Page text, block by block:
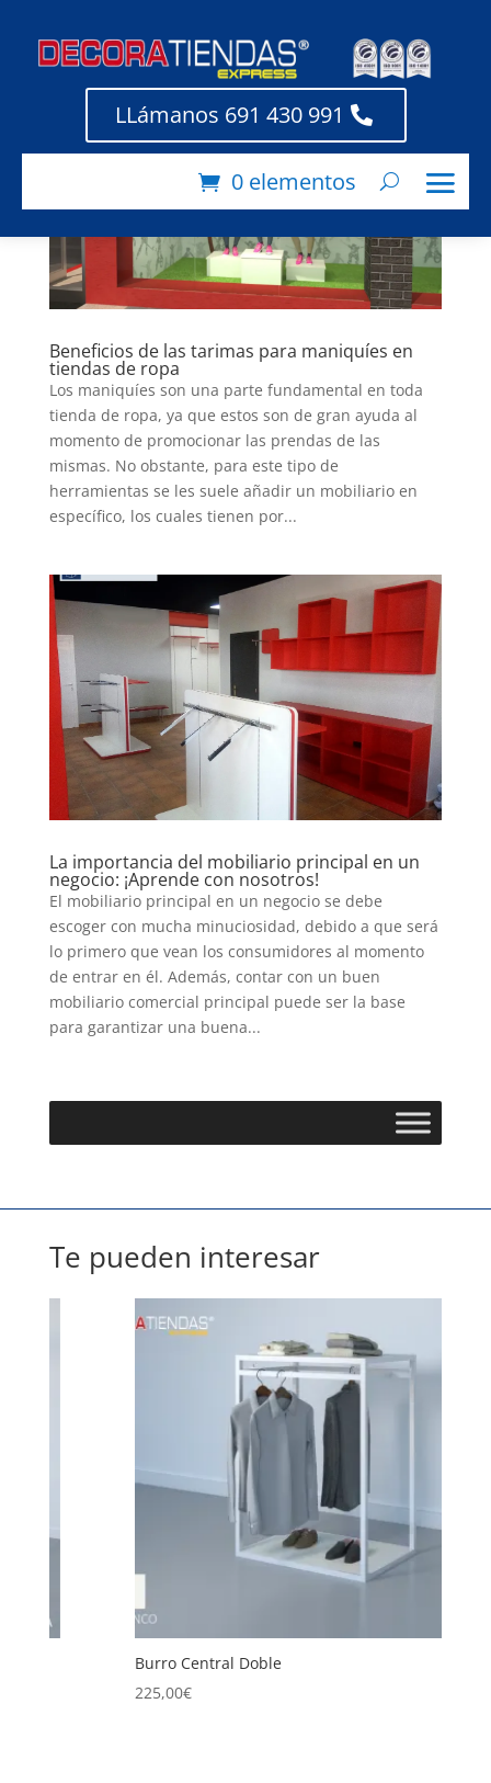
LLámanos 691 430 991
0 elementos
Beneficios de las tarimas para maniquíes en
tiendas de ropa
Los maniquíes son una parte fundamental en toda
tienda de ropa, ya que estos son de gran ayuda al
momento de promocionar las prendas de las
mismas. No obstante, para este tipo de
herramientas se les suele añadir un mobiliario en
específico, los cuales tienen por...
La importancia del mobiliario principal en un
negocio: ¡Aprende con nosotros!
El mobiliario principal en un negocio se debe
escoger con mucha minuciosidad, debido a que será
lo primero que vean los consumidores al momento
de entrar en él. Además, contar con un buen
mobiliario comercial principal puede ser la base
para garantizar una buena...
Te pueden interesar
Burro Central Doble